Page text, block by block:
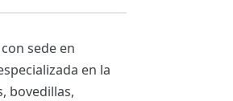
sede en
en la
bovedillas,